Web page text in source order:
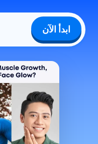
ابدأ الآن